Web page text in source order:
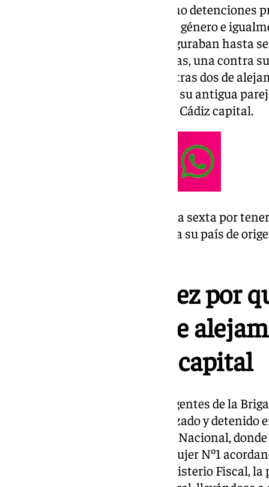
El detenido, al que le figuran ocho detenciones
Cádiz por delitos de violencia de género e
medidas judiciales, y al que le figuraban hasta
dos de alejamiento por amenazas, una contra
varón vecino de Cádiz capital, otras dos de
domicilio y puesto de trabajo de su antigua
de entrada a la propia ciudad de Cádiz capital.
Además, también le figuraba una sexta por
de territorio nacional y retorno a su país de
Detenido en Jerez por
veces la orden de
pareja en Cádiz capital
Tras gestiones realizados por agentes de la
la Comisaría de Jerez ,fue localizado y
hasta la Comisaría de la Policía Nacional,
Juzgado de Violencia sobre la Mujer Nº1
petición de la misma por el Ministerio Fiscal,